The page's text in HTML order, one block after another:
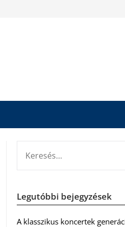
Legutóbbi bejegyzések
A klasszikus koncertek